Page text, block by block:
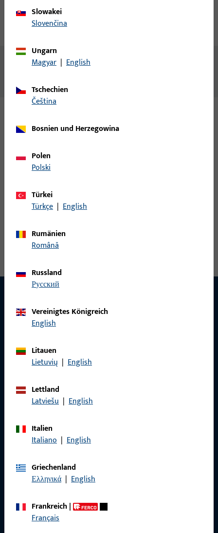
Technische Daten
Inhalt
Varianten
mm, Gesamtlänge 203 mm, Beschlagnut 16 mm,
Öffnungsrichtung Anschlag Rechts
KONTAKT
Haben Sie Fragen oder wünschen Sie persönliche Beratung?
zuverlässig.
Rufen Sie uns an
Slowakei
Slovenčina
Ungarn
Magyar | English
Tschechien
čeština
Bosnien und Herzegowina
Polen
Polski
Türkei
Türkçe | English
Rumänien
Română
Russland
русский
Vereinigtes Königreich
English
Litauen
Lietuvių | English
Lettland
Latviešu | English
Italien
Italiano | English
Griechenland
Ελληνικά | English
Frankreich|
Français
Allgemeines